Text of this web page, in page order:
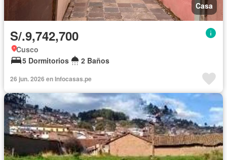
Casa
S/.9,742,700
Cusco
5 Dormitorios
2 Baños
26 jun. 2026 en Infocasas.pe